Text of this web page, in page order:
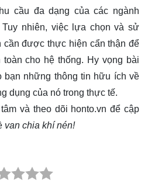
cầu đa dạng của các ngành
nhiên, việc lựa chọn và sử
cần được thực hiện cẩn thận để
cho hệ thống. Hy vọng bài
bạn những thông tin hữu ích về
dụng của nó trong thực tế.
và theo dõi honto.vn để cập
van chia khí nén!